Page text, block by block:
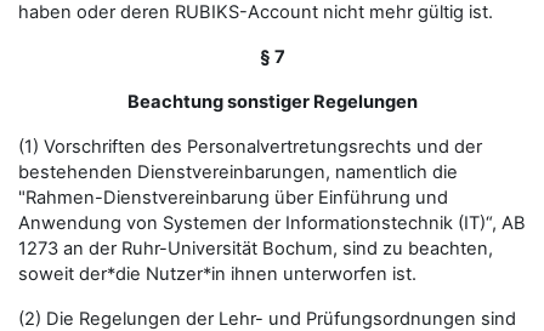
haben oder deren RUBIKS-Account nicht mehr gültig ist.
§ 7
Beachtung sonstiger Regelungen
(1) Vorschriften des Personalvertretungsrechts und der
bestehenden Dienstvereinbarungen, namentlich die
"Rahmen-Dienstvereinbarung über Einführung und
Anwendung von Systemen der Informationstechnik (IT)“, AB
1273 an der Ruhr-Universität Bochum, sind zu beachten,
soweit der*die Nutzer*in ihnen unterworfen ist.
(2) Die Regelungen der Lehr- und Prüfungsordnungen sind